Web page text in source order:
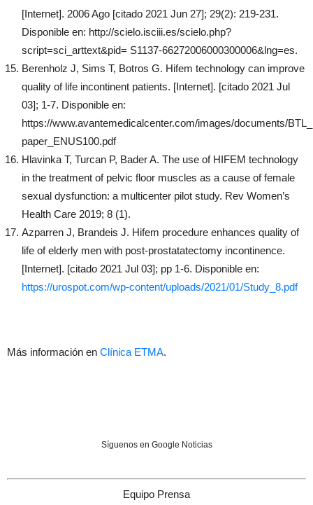
[Internet]. 2006 Ago [citado 2021 Jun 27]; 29(2): 219-231.
Disponible en: http://scielo.isciii.es/scielo.php?
script=sci_arttext&pid= S1137-66272006000300006&lng=es.
Berenholz J, Sims T, Botros G. Hifem technology can improve
quality of life incontinent patients. [Internet]. [citado 2021 Jul
03]; 1-7. Disponible en:
https://www.avantemedicalcenter.com/images/documents/
paper_ENUS100.pdf
Hlavinka T, Turcan P, Bader A. The use of HIFEM technology
in the treatment of pelvic floor muscles as a cause of female
sexual dysfunction: a multicenter pilot study. Rev Women’s
Health Care 2019; 8 (1).
Azparren J, Brandeis J. Hifem procedure enhances quality of
life of elderly men with post-prostatatectomy incontinence.
[Internet]. [citado 2021 Jul 03]; pp 1-6. Disponible en:
https://urospot.com/wp-content/uploads/2021/01/Study_8.pdf
Más información en Clínica ETMA.
Síguenos en Google Noticias
Equipo Prensa